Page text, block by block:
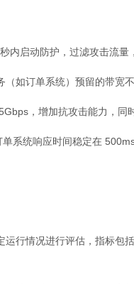
内启动防护，过滤攻击流量
（如订单系统）预留的带宽
，增加抗攻击能力，同
单系统响应时间稳定在
运行情况进行评估，指标